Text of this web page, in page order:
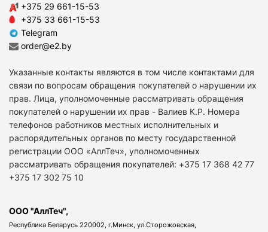
+375 29 661-15-53
+375 33 661-15-53
Telegram
order@e2.by
Указанные контакты являются в том числе контактами для
связи по вопросам обращения покупателей о нарушении их
прав. Лица, уполномоченные рассматривать обращения
покупателей о нарушении их прав - Валиев К.Р. Номера
телефонов работников местных исполнительных и
распорядительных органов по месту государственной
регистрации ООО «АллТеч», уполномоченных
рассматривать обращения покупателей: +375 17 368 42 77
+375 17 302 75 10
ООО "АллТеч",
Республика Беларусь 220002, г.Минск, ул.Сторожовская,